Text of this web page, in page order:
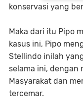
konservasi yang
Maka dari itu Pipo
kasus ini, Pipo
Stellindo inilah
selama ini, dengan
Masyarakat dan
tercemar.